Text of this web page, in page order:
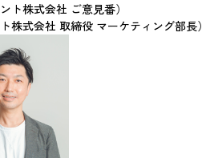
ト株式会社 ご意見番）
株式会社 取締役 マーケティング部長）